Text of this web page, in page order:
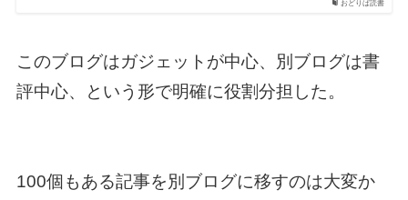
おどりば読書
このブログはガジェットが中心、別ブログは書
評中心、という形で明確に役割分担した。
100個もある記事を別ブログに移すのは大変か